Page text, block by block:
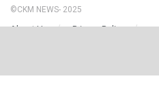
©CKM NEWS- 2025
About Us
Privacy Policy